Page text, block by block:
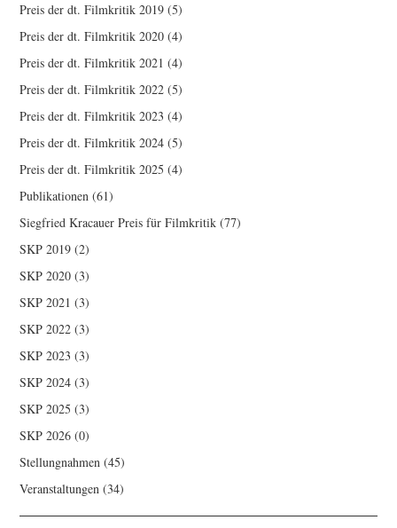
Preis der dt. Filmkritik 2019 (5)
Preis der dt. Filmkritik 2020 (4)
Preis der dt. Filmkritik 2021 (4)
Preis der dt. Filmkritik 2022 (5)
Preis der dt. Filmkritik 2023 (4)
Preis der dt. Filmkritik 2024 (5)
Preis der dt. Filmkritik 2025 (4)
Publikationen (61)
Siegfried Kracauer Preis für Filmkritik (77)
SKP 2019 (2)
SKP 2020 (3)
SKP 2021 (3)
SKP 2022 (3)
SKP 2023 (3)
SKP 2024 (3)
SKP 2025 (3)
SKP 2026 (0)
Stellungnahmen (45)
Veranstaltungen (34)